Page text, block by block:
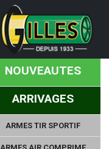
NOUVEAUTES
ARRIVAGES
ARMES TIR SPORTIF